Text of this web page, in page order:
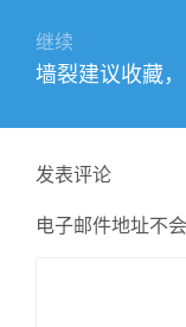
章：
继续
下
文
章：
墙裂建议收藏，
发表评论
电子邮件地址不会